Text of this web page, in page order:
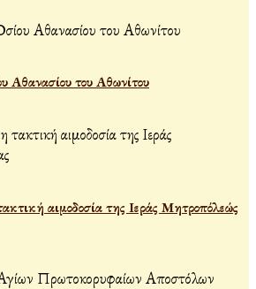
Αθανασίου του Αθωνίτου
αιμοδοσία της Ιεράς Μητροπόλεώς